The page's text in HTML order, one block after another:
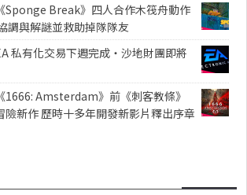
Sponge Break》四人合作木筏舟動作
調與解謎並救助掉隊隊友
私有化交易下週完成・沙地財團即將
1666: Amsterdam》前《刺客教條》
險新作 歷時十多年開發新影片釋出序章